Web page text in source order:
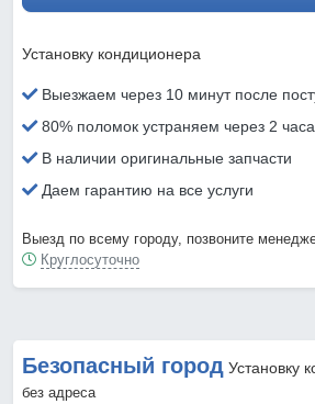
Установку кондиционера
Выезжаем через 10 минут после
80% поломок устраняем через 2 часа
В наличии оригинальные запчасти
Даем гарантию на все услуги
Выезд по всему городу, позвоните
Круглосуточно
Безопасный город Установку
без адреса